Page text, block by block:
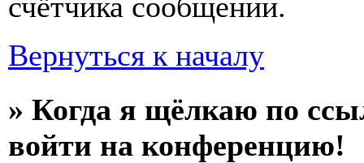
Вернуться к началу
» Когда я щёлкаю по
войти на конференцию!